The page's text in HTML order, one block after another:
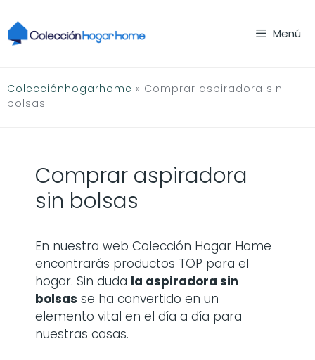
al
contenido
Menú
Colecciónhogarhome » Comprar aspiradora sin
bolsas
Comprar aspiradora
sin bolsas
En nuestra web Colección Hogar Home
encontrarás productos TOP para el
hogar. Sin duda la aspiradora sin
bolsas se ha convertido en un
elemento vital en el día a día para
nuestras casas.